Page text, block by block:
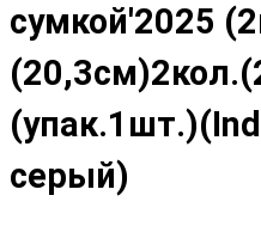
сумкой'2025
серый)